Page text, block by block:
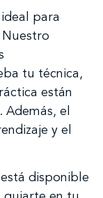
para
Nuestro
tu técnica,
están
Además, el
y el
disponible